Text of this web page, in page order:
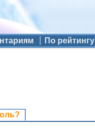
По рейтингу